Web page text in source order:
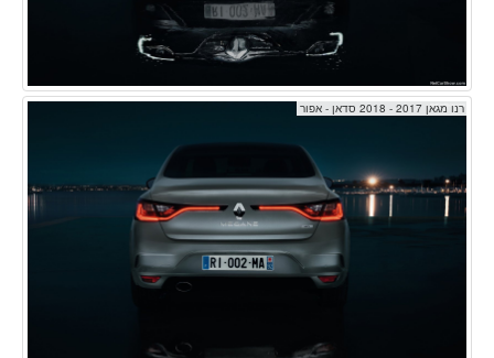
רנו מגאן 2017 - 2018 סדאן - אפור